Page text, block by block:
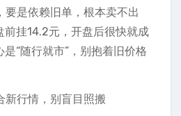
要是依赖旧单，根本卖不出
前挂14.2元，开盘后很快就成
“随行就市”，别抱着旧价格
新行情，别盲目照搬